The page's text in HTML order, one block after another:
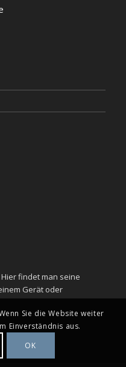
findet man seine
Gerät oder
Sie die Website weiter
Einverständnis aus.
OK